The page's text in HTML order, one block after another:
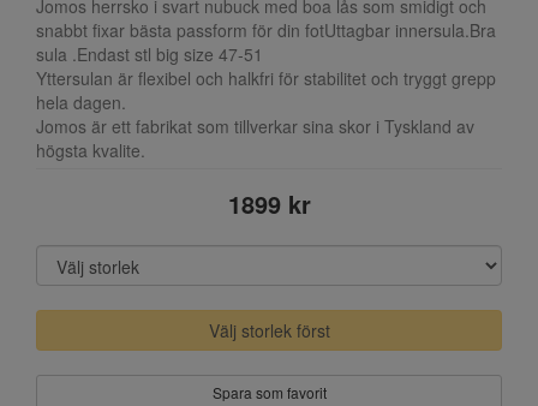
Jomos herrsko i svart nubuck med boa lås som smidigt och
snabbt fixar bästa passform för din fotUttagbar innersula.Bra
sula .Endast stl big size 47-51
Yttersulan är flexibel och halkfri för stabilitet och tryggt grepp
hela dagen.
Jomos är ett fabrikat som tillverkar sina skor i Tyskland av
högsta kvalite.
1899 kr
Välj storlek först
Spara som favorit